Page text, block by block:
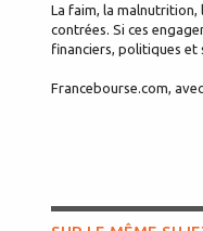
La faim, la malnutrition,
contrées. Si ces
financiers, politiques et
Francebourse.com,